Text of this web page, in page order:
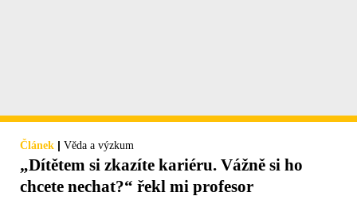
Článek | Věda a výzkum
„Dítětem si zkazíte kariéru. Vážně si ho
chcete nechat?“ řekl mi profesor